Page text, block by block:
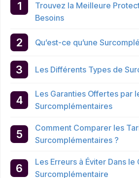
Trouvez la Meilleure
Besoins
Qu’est-ce qu’une
Les Différents Types de
Les Garanties Offertes par
Surcomplémentaires
Comment Comparer les
Surcomplémentaires ?
Les Erreurs à Éviter Dans le
Surcomplémentaire